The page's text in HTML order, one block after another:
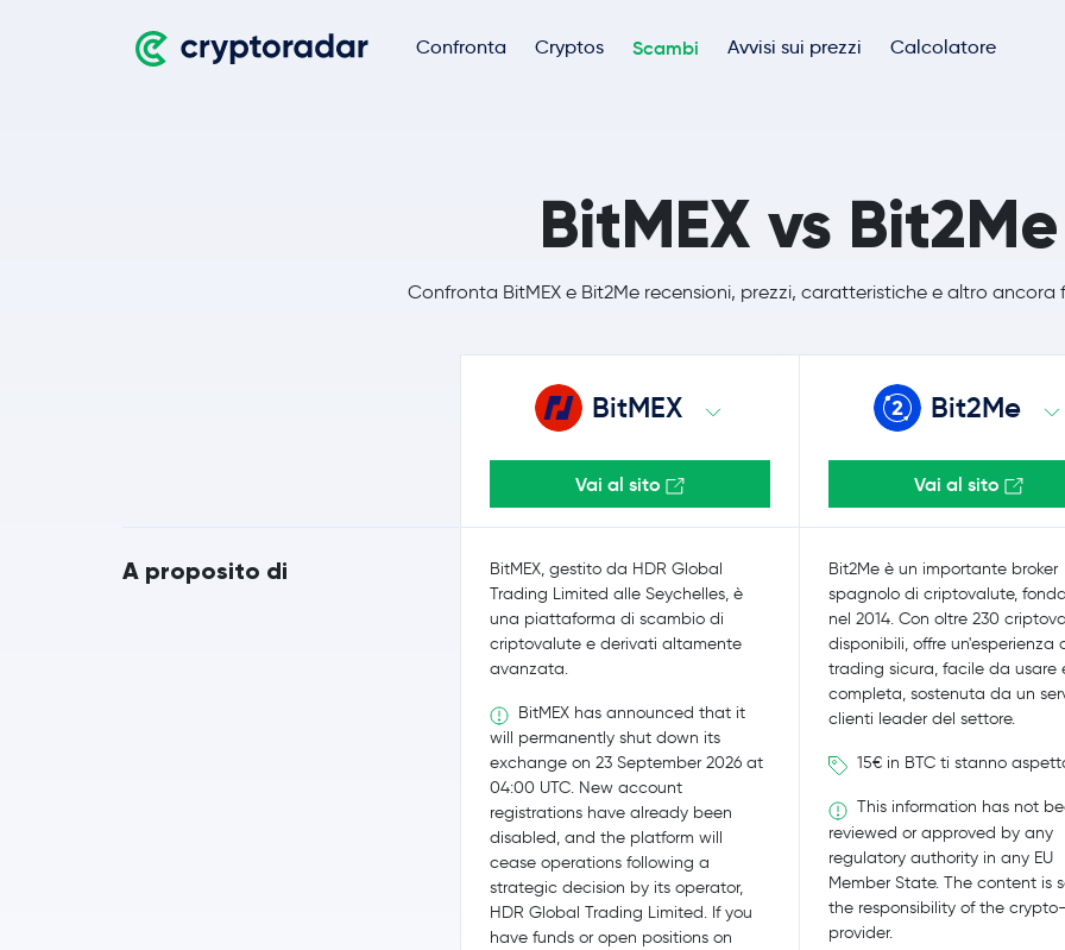
Confronta Cryptos Scambi Avvisi sui prezzi Calcolatore
BitMEX vs Bit2Me
Confronta BitMEX e Bit2Me recensioni, prezzi, caratteristiche e altro
A proposito di
BitMEX
Vai al sito
BitMEX, gestito da HDR Global
Trading Limited alle Seychelles, è
una piattaforma di scambio di
criptovalute e derivati altamente
avanzata.
BitMEX has announced that it
will permanently shut down its
exchange on 23 September 2026 at
04:00 UTC. New account
registrations have already been
disabled, and the platform will
cease operations following a
strategic decision by its operator,
HDR Global Trading Limited. If you
have funds or open positions on
Bit2Me
Vai al sito
Bit2Me è un importante broker
spagnolo di criptovalute,
nel 2014. Con oltre 230
disponibili, offre un'esperienza
trading sicura, facile da usare
completa, sostenuta da un
clienti leader del settore.
15€ in BTC ti stanno
This information has not
reviewed or approved by any
regulatory authority in any EU
Member State. The content is
the responsibility of the
provider.